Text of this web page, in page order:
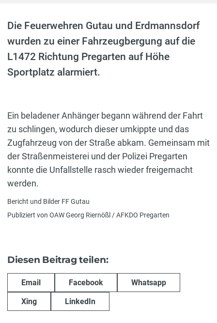
Die Feuerwehren Gutau und Erdmannsdorf
wurden zu einer Fahrzeugbergung auf die
L1472 Richtung Pregarten auf Höhe
Sportplatz alarmiert.
Ein beladener Anhänger begann während der Fahrt
zu schlingen, wodurch dieser umkippte und das
Zugfahrzeug von der Straße abkam. Gemeinsam mit
der Straßenmeisterei und der Polizei Pregarten
konnte die Unfallstelle rasch wieder freigemacht
werden.
Bericht und Bilder FF Gutau
Publiziert von OAW Georg Riernößl / AFKDO Pregarten
Diesen Beitrag teilen:
Email Facebook Whatsapp
Xing LinkedIn